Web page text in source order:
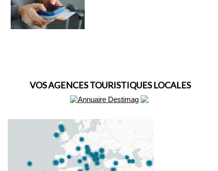
VOS AGENCES TOURISTIQUES LOCALES